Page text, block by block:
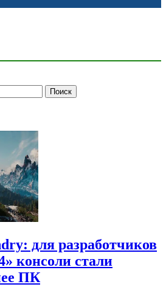
для разработчиков
консоли стали
ПК